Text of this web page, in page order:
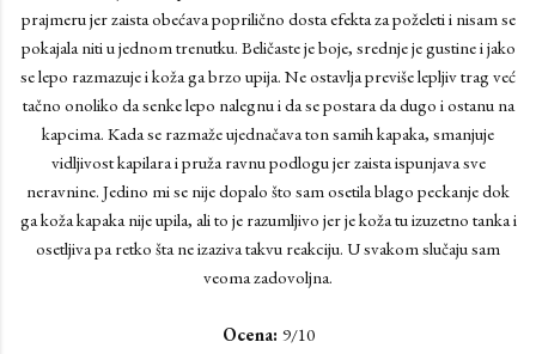
prajmeru jer zaista obećava poprilično dosta efekta za poželeti i nisam se
pokajala niti u jednom trenutku. Beličaste je boje, srednje je gustine i jako
se lepo razmazuje i koža ga brzo upija. Ne ostavlja previše lepljiv trag već
tačno onoliko da senke lepo nalegnu i da se postara da dugo i ostanu na
kapcima. Kada se razmaže ujednačava ton samih kapaka, smanjuje
vidljivost kapilara i pruža ravnu podlogu jer zaista ispunjava sve
neravnine. Jedino mi se nije dopalo što sam osetila blago peckanje dok
ga koža kapaka nije upila, ali to je razumljivo jer je koža tu izuzetno tanka i
osetljiva pa retko šta ne izaziva takvu reakciju. U svakom slučaju sam
veoma zadovoljna.
Ocena: 9/10